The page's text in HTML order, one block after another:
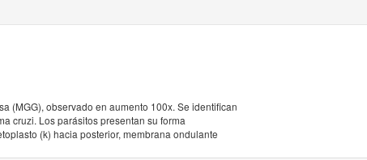
(MGG), observado en aumento 100x. Se identifican
cruzi. Los parásitos presentan su forma
(k) hacia posterior, membrana ondulante